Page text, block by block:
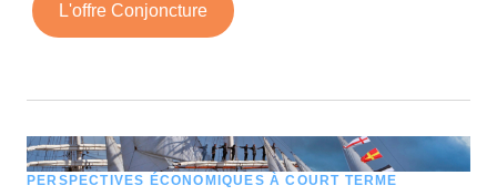
L'offre Conjoncture
PERSPECTIVES ÉCONOMIQUES À COURT TERME